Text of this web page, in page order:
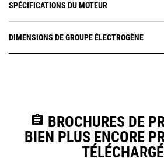
SPÉCIFICATIONS DU MOTEUR
DIMENSIONS DE GROUPE ÉLECTROGÈNE
assignment BROCHURES DE
BIEN PLUS ENCORE